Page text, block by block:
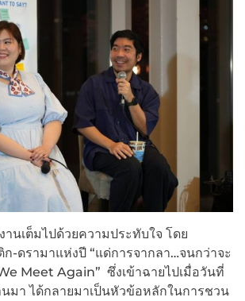
านเต็มไปด้วยความประทับใจ โดย
-ดรามาแห่งปี “แด่การจากลา…จนกว่าจะ
Meet Again” ซึ่งเข้าฉายไปเมื่อวันที่
มา ได้กลายมาเป็นหัวข้อหลักในการชวน